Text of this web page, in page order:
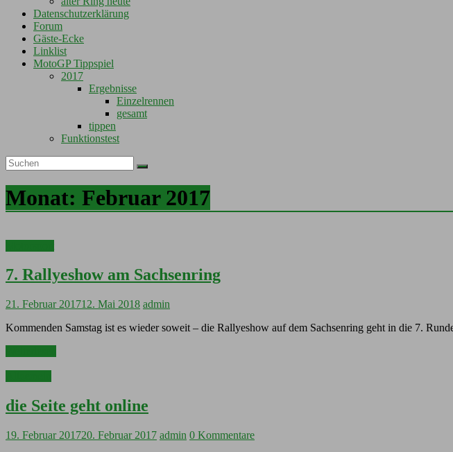
Datenschutzerklärung
Forum
Gäste-Ecke
Linklist
MotoGP Tippspiel
2017
Ergebnisse
Einzelrennen
gesamt
tippen
Funktionstest
Monat: Februar 2017
7. Rallyeshow am Sachsenring
21. Februar 201712. Mai 2018 admin
Kommenden Samstag ist es wieder soweit – die Rallyeshow auf dem Sachsenring geht in die 7.
die Seite geht online
19. Februar 201720. Februar 2017 admin 0 Kommentare